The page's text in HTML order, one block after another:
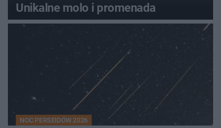
Unikalne molo i promenada
NOC PERSEIDÓW 2026